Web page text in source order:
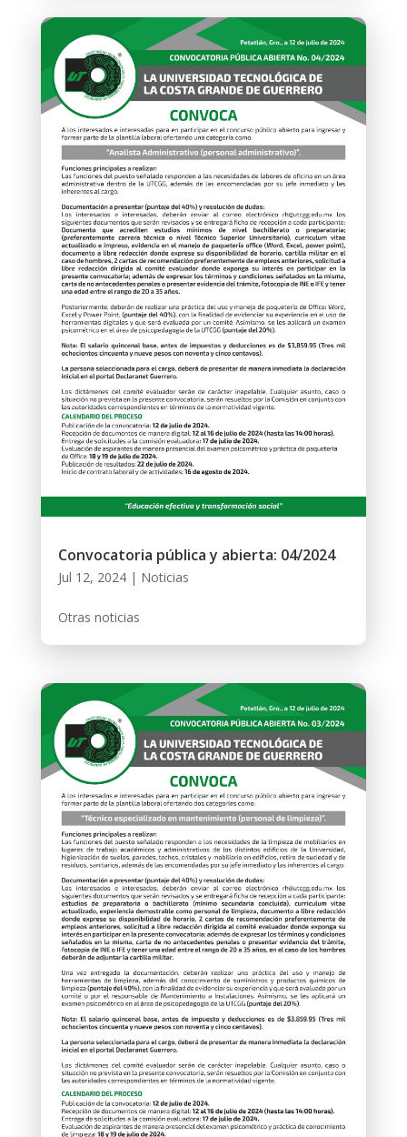
Convocatoria pública y abierta: 04/2024
Jul 12, 2024| Noticias
Otras noticias